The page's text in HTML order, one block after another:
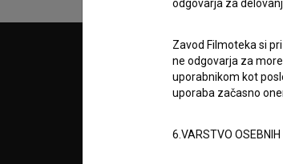
© 2018-2026, Filmoteka,
zavod za širjenje filmske kulture
odgovarja za
Zavod Filmoteka si
ne odgovarja za
uporabnikom kot
uporaba začasno
6.VARSTVO